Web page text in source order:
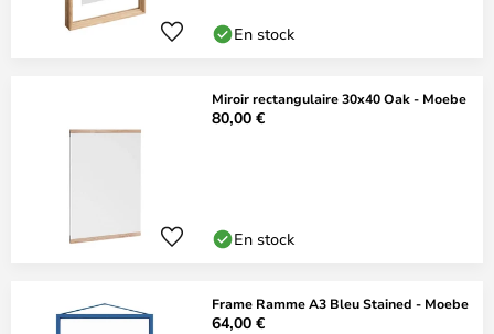
En stock
Miroir rectangulaire 30x40 Oak - Moebe
80,00 €
En stock
Frame Ramme A3 Bleu Stained - Moebe
64,00 €